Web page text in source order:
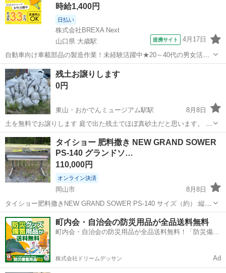
時給1,400円
日払い
株式会社BREXA Next
山口県 大歳駅
提携サイト 4月17日
自動車向け車載部品の製造作業！未経験活躍中★20～40代の男女活躍
中！友達同士での応募OK！備品付きワンルーム寮費無料！赴任旅費会
社負担！生活支援物資事前対応可◎格安食堂利用可！年間休日135日
♪《山口県山口市》 人気の工...
山口 山口市 大歳駅 その他
残土お譲りします
0円
東山・おかでんミュージアム駅駅
8月8日
土を無料でお譲りします 庭で出た残土でほぼ真砂土だと思います。 多
少石や雑草が混じっているかもしれないのでその旨ご了承ください。
土嚢袋に入っている物が90袋ほどあります。 石とレンガを入れた袋が
5袋ほどありますので一緒に引...
岡山 岡山市 東山・おかでんミュージアム駅駅
タイショー 肥料撒き NEW GRAND SOWER
PS-140 グランドソ…
110,000円
オンライン決済
岡山市
8月8日
タイショー肥料撒きNEW GRAND SOWER PS-140 サイズ（約）:縦×
横×高さ(mm)：1,430×600×990 始動OK,空転動作確認済, (イセキ トラ
クターTH22-Q シアルハンターから取り外し) ...
岡山 岡山市 その他 タイショー
町内会・自治会の防災用品が全品送料無料
町内会・自治会の防災用品が全品送料無料！「防災備蓄
株式会社ドリームデッサン Ad